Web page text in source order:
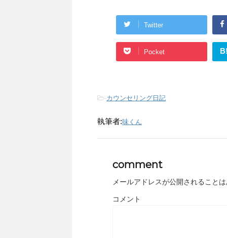
Twitter
Pocket
-カウンセリング日記
執筆者:味くん
comment
メールアドレスが公開されること
コメント